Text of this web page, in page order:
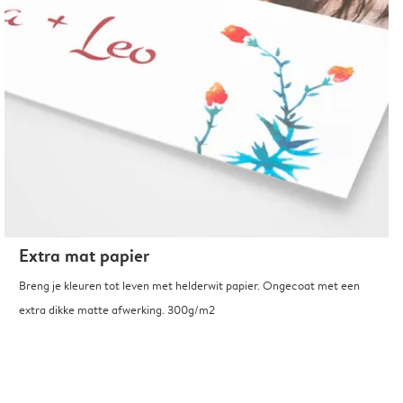
Extra mat papier
Breng je kleuren tot leven met helderwit papier. Ongecoat met een
extra dikke matte afwerking. 300g/m2